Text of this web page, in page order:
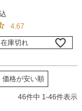
4.67
在庫切れ
価格が安い順
46件中 1 -46件表示